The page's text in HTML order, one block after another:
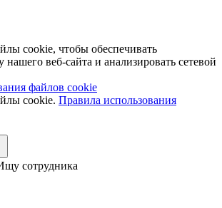
cookie, чтобы обеспечивать
веб-сайта и анализировать сетевой
файлов cookie
cookie. Правила использования
сотрудника